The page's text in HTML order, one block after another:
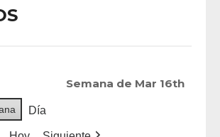
Semana de Mar 16th
Día